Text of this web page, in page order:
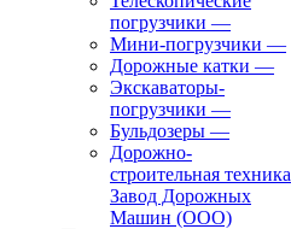
погрузчики —
Мини-погрузчики —
Дорожные катки —
Экскаваторы-
погрузчики —
Бульдозеры —
Дорожно-
строительная техника
Завод Дорожных
Машин (ООО)